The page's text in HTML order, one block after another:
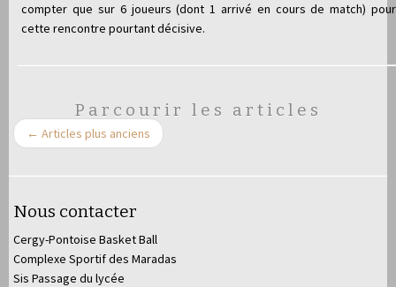
compter que sur 6 joueurs (dont 1 arrivé en cours de match) pour
cette rencontre pourtant décisive.
Parcourir les articles
← Articles plus anciens
Nous contacter
Cergy-Pontoise Basket Ball
Complexe Sportif des Maradas
Sis Passage du lycée